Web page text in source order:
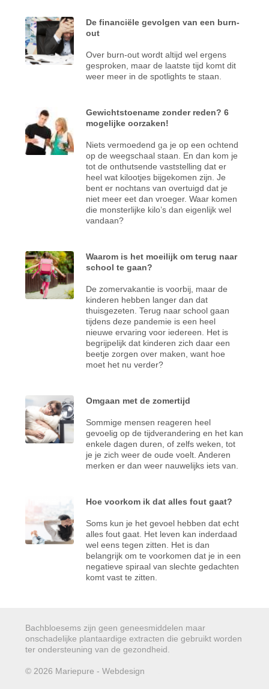
De financiële gevolgen van een burn-
out
Over burn-out wordt altijd wel ergens
gesproken, maar de laatste tijd komt dit
weer meer in de spotlights te staan.
Gewichtstoename zonder reden? 6
mogelijke oorzaken!
Niets vermoedend ga je op een ochtend
op de weegschaal staan. En dan kom je
tot de onthutsende vaststelling dat er
heel wat kilootjes bijgekomen zijn. Je
bent er nochtans van overtuigd dat je
niet meer eet dan vroeger. Waar komen
die monsterlijke kilo’s dan eigenlijk wel
vandaan?
Waarom is het moeilijk om terug naar
school te gaan?
De zomervakantie is voorbij, maar de
kinderen hebben langer dan dat
thuisgezeten. Terug naar school gaan
tijdens deze pandemie is een heel
nieuwe ervaring voor iedereen. Het is
begrijpelijk dat kinderen zich daar een
beetje zorgen over maken, want hoe
moet het nu verder?
Omgaan met de zomertijd
Sommige mensen reageren heel
gevoelig op de tijdverandering en het kan
enkele dagen duren, of zelfs weken, tot
je je zich weer de oude voelt. Anderen
merken er dan weer nauwelijks iets van.
Hoe voorkom ik dat alles fout gaat?
Soms kun je het gevoel hebben dat echt
alles fout gaat. Het leven kan inderdaad
wel eens tegen zitten. Het is dan
belangrijk om te voorkomen dat je in een
negatieve spiraal van slechte gedachten
komt vast te zitten.
Bachbloesems zijn geen geneesmiddelen maar
onschadelijke plantaardige extracten die gebruikt worden
ter ondersteuning van de gezondheid.
© 2026 Mariepure - Webdesign